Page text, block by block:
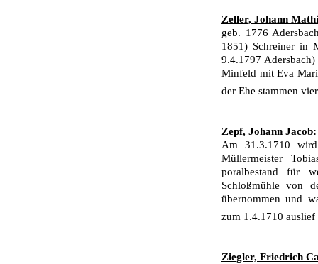
Zeller, Johann
geb. 1776
1851) Schreiner in
9.4.1797
Minfeld mit Eva
der Ehe stammen
Zepf, Johann Jacob:
Am 31.3.1710
Müllermeister
poralbestand für
Schloßmühle von
übernommen und
zum 1.4.1710 auslief
Ziegler, Friedrich